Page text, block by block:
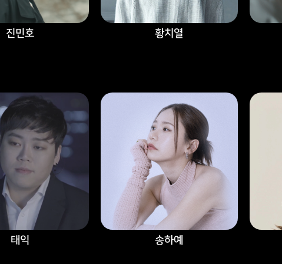
진민호 황치열
태익 송하예